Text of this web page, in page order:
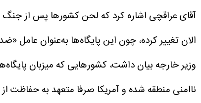
آقای عراقچی اشاره کرد که لحن کشور‌ها پس از جنگ
الان تغییر کرده، چون این پایگاه‌ها به‌عنوان
وزیر خارجه بیان داشت، کشور‌هایی که میزبان
ناامنی منطقه شده و آمریکا صرفا متعهد به